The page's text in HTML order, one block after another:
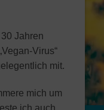
Jahren
Virus“
mit.
mich um
ich auch